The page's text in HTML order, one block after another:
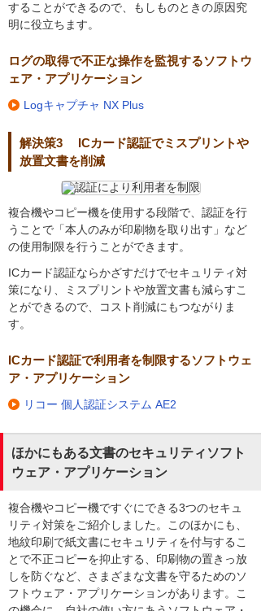
することができるので、もしものときの原因究
明に役立ちます。
ログの取得で不正な操作を監視するソフトウ
ェア・アプリケーション
Logキャプチャ NX Plus
解決策3 ICカード認証でミスプリントや
放置文書を削減
複合機やコピー機を使用する段階で、認証を行
うことで「本人のみが印刷物を取り出す」など
の使用制限を行うことができます。
ICカード認証ならかざすだけでセキュリティ対
策になり、ミスプリントや放置文書も減らすこ
とができるので、コスト削減にもつながりま
す。
ICカード認証で利用者を制限するソフトウェ
ア・アプリケーション
リコー 個人認証システム AE2
ほかにもある文書のセキュリティソフト
ウェア・アプリケーション
複合機やコピー機ですぐにできる3つのセキュ
リティ対策をご紹介しました。このほかにも、
地紋印刷で紙文書にセキュリティを付与するこ
とで不正コピーを抑止する、印刷物の置きっ放
しを防ぐなど、さまざまな文書を守るためのソ
フトウェア・アプリケーションがあります。こ